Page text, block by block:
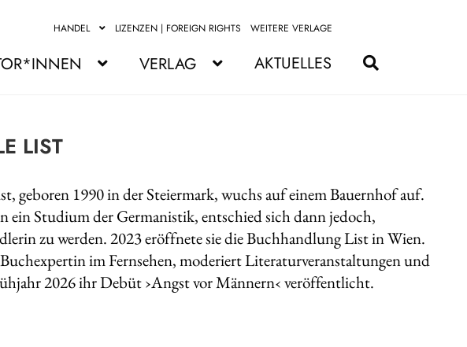
HANDEL LIZENZEN | FOREIGN RIGHTS WEITERE VERLAGE
springen
springen
VERLAG AKTUELLES
LIST
geboren 1990 in der Steiermark, wuchs auf einem Bauernhof auf.
ein Studium der Germanistik, entschied sich dann jedoch,
zu werden. 2023 eröffnete sie die Buchhandlung List in Wien.
Buchexpertin im Fernsehen, moderiert Literaturveranstaltungen und
2026 ihr Debüt ›Angst vor Männern‹ veröffentlicht.